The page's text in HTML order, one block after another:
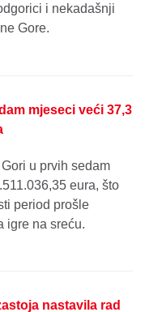
i nekadašnji
Gore.
mjeseci veći 37,3
u prvih sedam
eura, što
period prošle
igre na sreću.
nastavila rad